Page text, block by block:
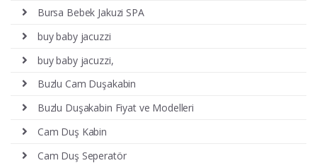
Bursa Bebek Jakuzi SPA
buy baby jacuzzi
buy baby jacuzzi,
Buzlu Cam Duşakabin
Buzlu Duşakabin Fiyat ve Modelleri
Cam Duş Kabin
Cam Duş Seperatör